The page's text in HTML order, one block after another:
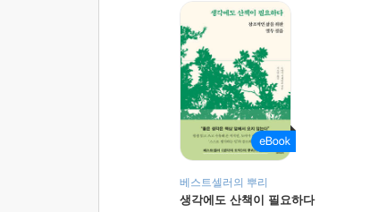
베스트셀러의 뿌리
생각에도 산책이 필요하다